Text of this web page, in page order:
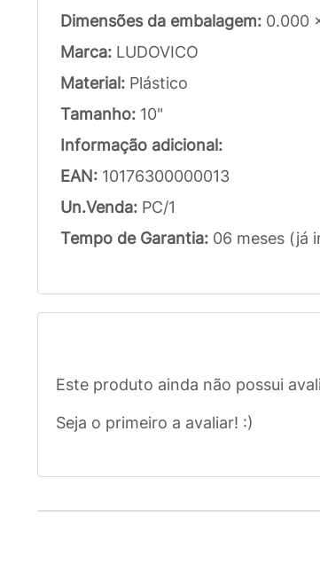
Dimensões da embalagem: 0.000
Marca: LUDOVICO
Material: Plástico
Tamanho: 10"
Informação adicional:
EAN: 10176300000013
Un.Venda: PC/1
Tempo de Garantia: 06 meses (já
Este produto ainda não possui
Seja o primeiro a avaliar! :)